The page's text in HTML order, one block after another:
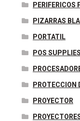
PERIFERICOS
PIZARRAS
PORTATIL
POS SUPPLIES
PROTECCION
PROYECTOR